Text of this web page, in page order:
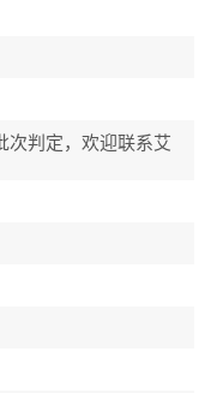
次判定，欢迎联系艾